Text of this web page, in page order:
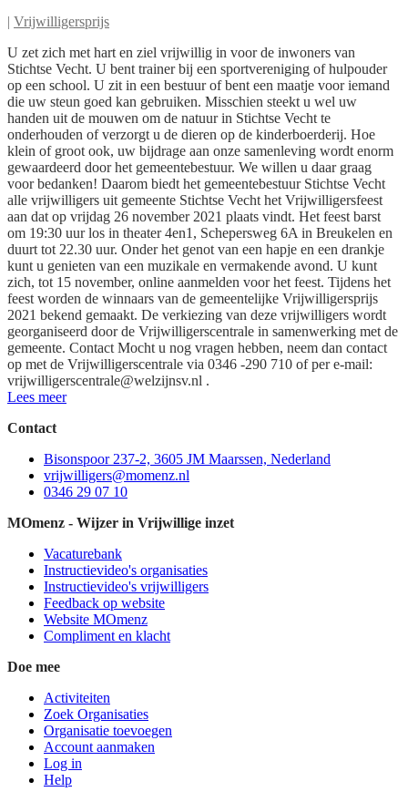
| Vrijwilligersprijs
U zet zich met hart en ziel vrijwillig in voor de inwoners van
Stichtse Vecht. U bent trainer bij een sportvereniging of hulpouder
op een school. U zit in een bestuur of bent een maatje voor iemand
die uw steun goed kan gebruiken. Misschien steekt u wel uw
handen uit de mouwen om de natuur in Stichtse Vecht te
onderhouden of verzorgt u de dieren op de kinderboerderij. Hoe
klein of groot ook, uw bijdrage aan onze samenleving wordt enorm
gewaardeerd door het gemeentebestuur. We willen u daar graag
voor bedanken! Daarom biedt het gemeentebestuur Stichtse Vecht
alle vrijwilligers uit gemeente Stichtse Vecht het Vrijwilligersfeest
aan dat op vrijdag 26 november 2021 plaats vindt. Het feest barst
om 19:30 uur los in theater 4en1, Schepersweg 6A in Breukelen en
duurt tot 22.30 uur. Onder het genot van een hapje en een drankje
kunt u genieten van een muzikale en vermakende avond. U kunt
zich, tot 15 november, online aanmelden voor het feest. Tijdens het
feest worden de winnaars van de gemeentelijke Vrijwilligersprijs
2021 bekend gemaakt. De verkiezing van deze vrijwilligers wordt
georganiseerd door de Vrijwilligerscentrale in samenwerking met de
gemeente. Contact Mocht u nog vragen hebben, neem dan contact
op met de Vrijwilligerscentrale via 0346 -290 710 of per e-mail:
vrijwilligerscentrale@welzijnsv.nl .
Lees meer
Contact
Bisonspoor 237-2, 3605 JM Maarssen, Nederland
vrijwilligers@momenz.nl
0346 29 07 10
MOmenz - Wijzer in Vrijwillige inzet
Vacaturebank
Instructievideo's organisaties
Instructievideo's vrijwilligers
Feedback op website
Website MOmenz
Compliment en klacht
Doe mee
Activiteiten
Zoek Organisaties
Organisatie toevoegen
Account aanmaken
Log in
Help